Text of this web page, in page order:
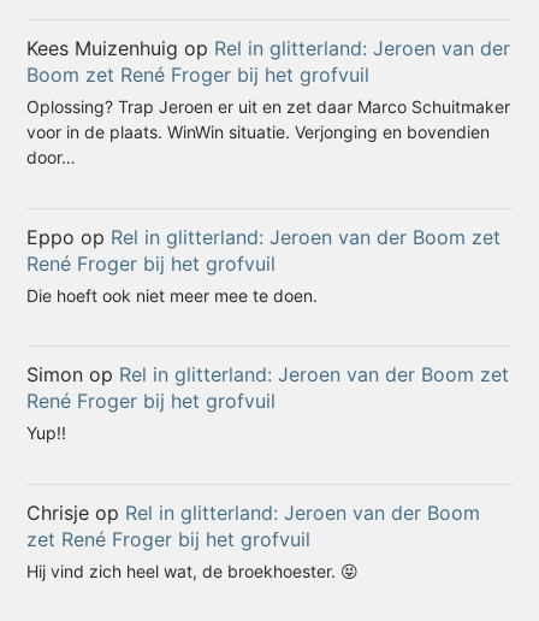
Kees Muizenhuig op Rel in glitterland: Jeroen van der
Boom zet René Froger bij het grofvuil
Oplossing? Trap Jeroen er uit en zet daar Marco Schuitmaker
voor in de plaats. WinWin situatie. Verjonging en bovendien
door…
Eppo op Rel in glitterland: Jeroen van der Boom zet
René Froger bij het grofvuil
Die hoeft ook niet meer mee te doen.
Simon op Rel in glitterland: Jeroen van der Boom zet
René Froger bij het grofvuil
Yup!!
Chrisje op Rel in glitterland: Jeroen van der Boom
zet René Froger bij het grofvuil
Hij vind zich heel wat, de broekhoester. 😝